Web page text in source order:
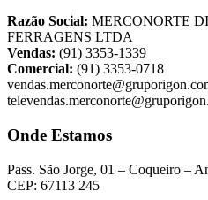
Razão Social: MERCONORTE
FERRAGENS LTDA
Vendas: (91) 3353-1339
Comercial: (91) 3353-0718
Onde Estamos
Pass. São Jorge, 01 – Coqueiro –
CEP: 67113 245